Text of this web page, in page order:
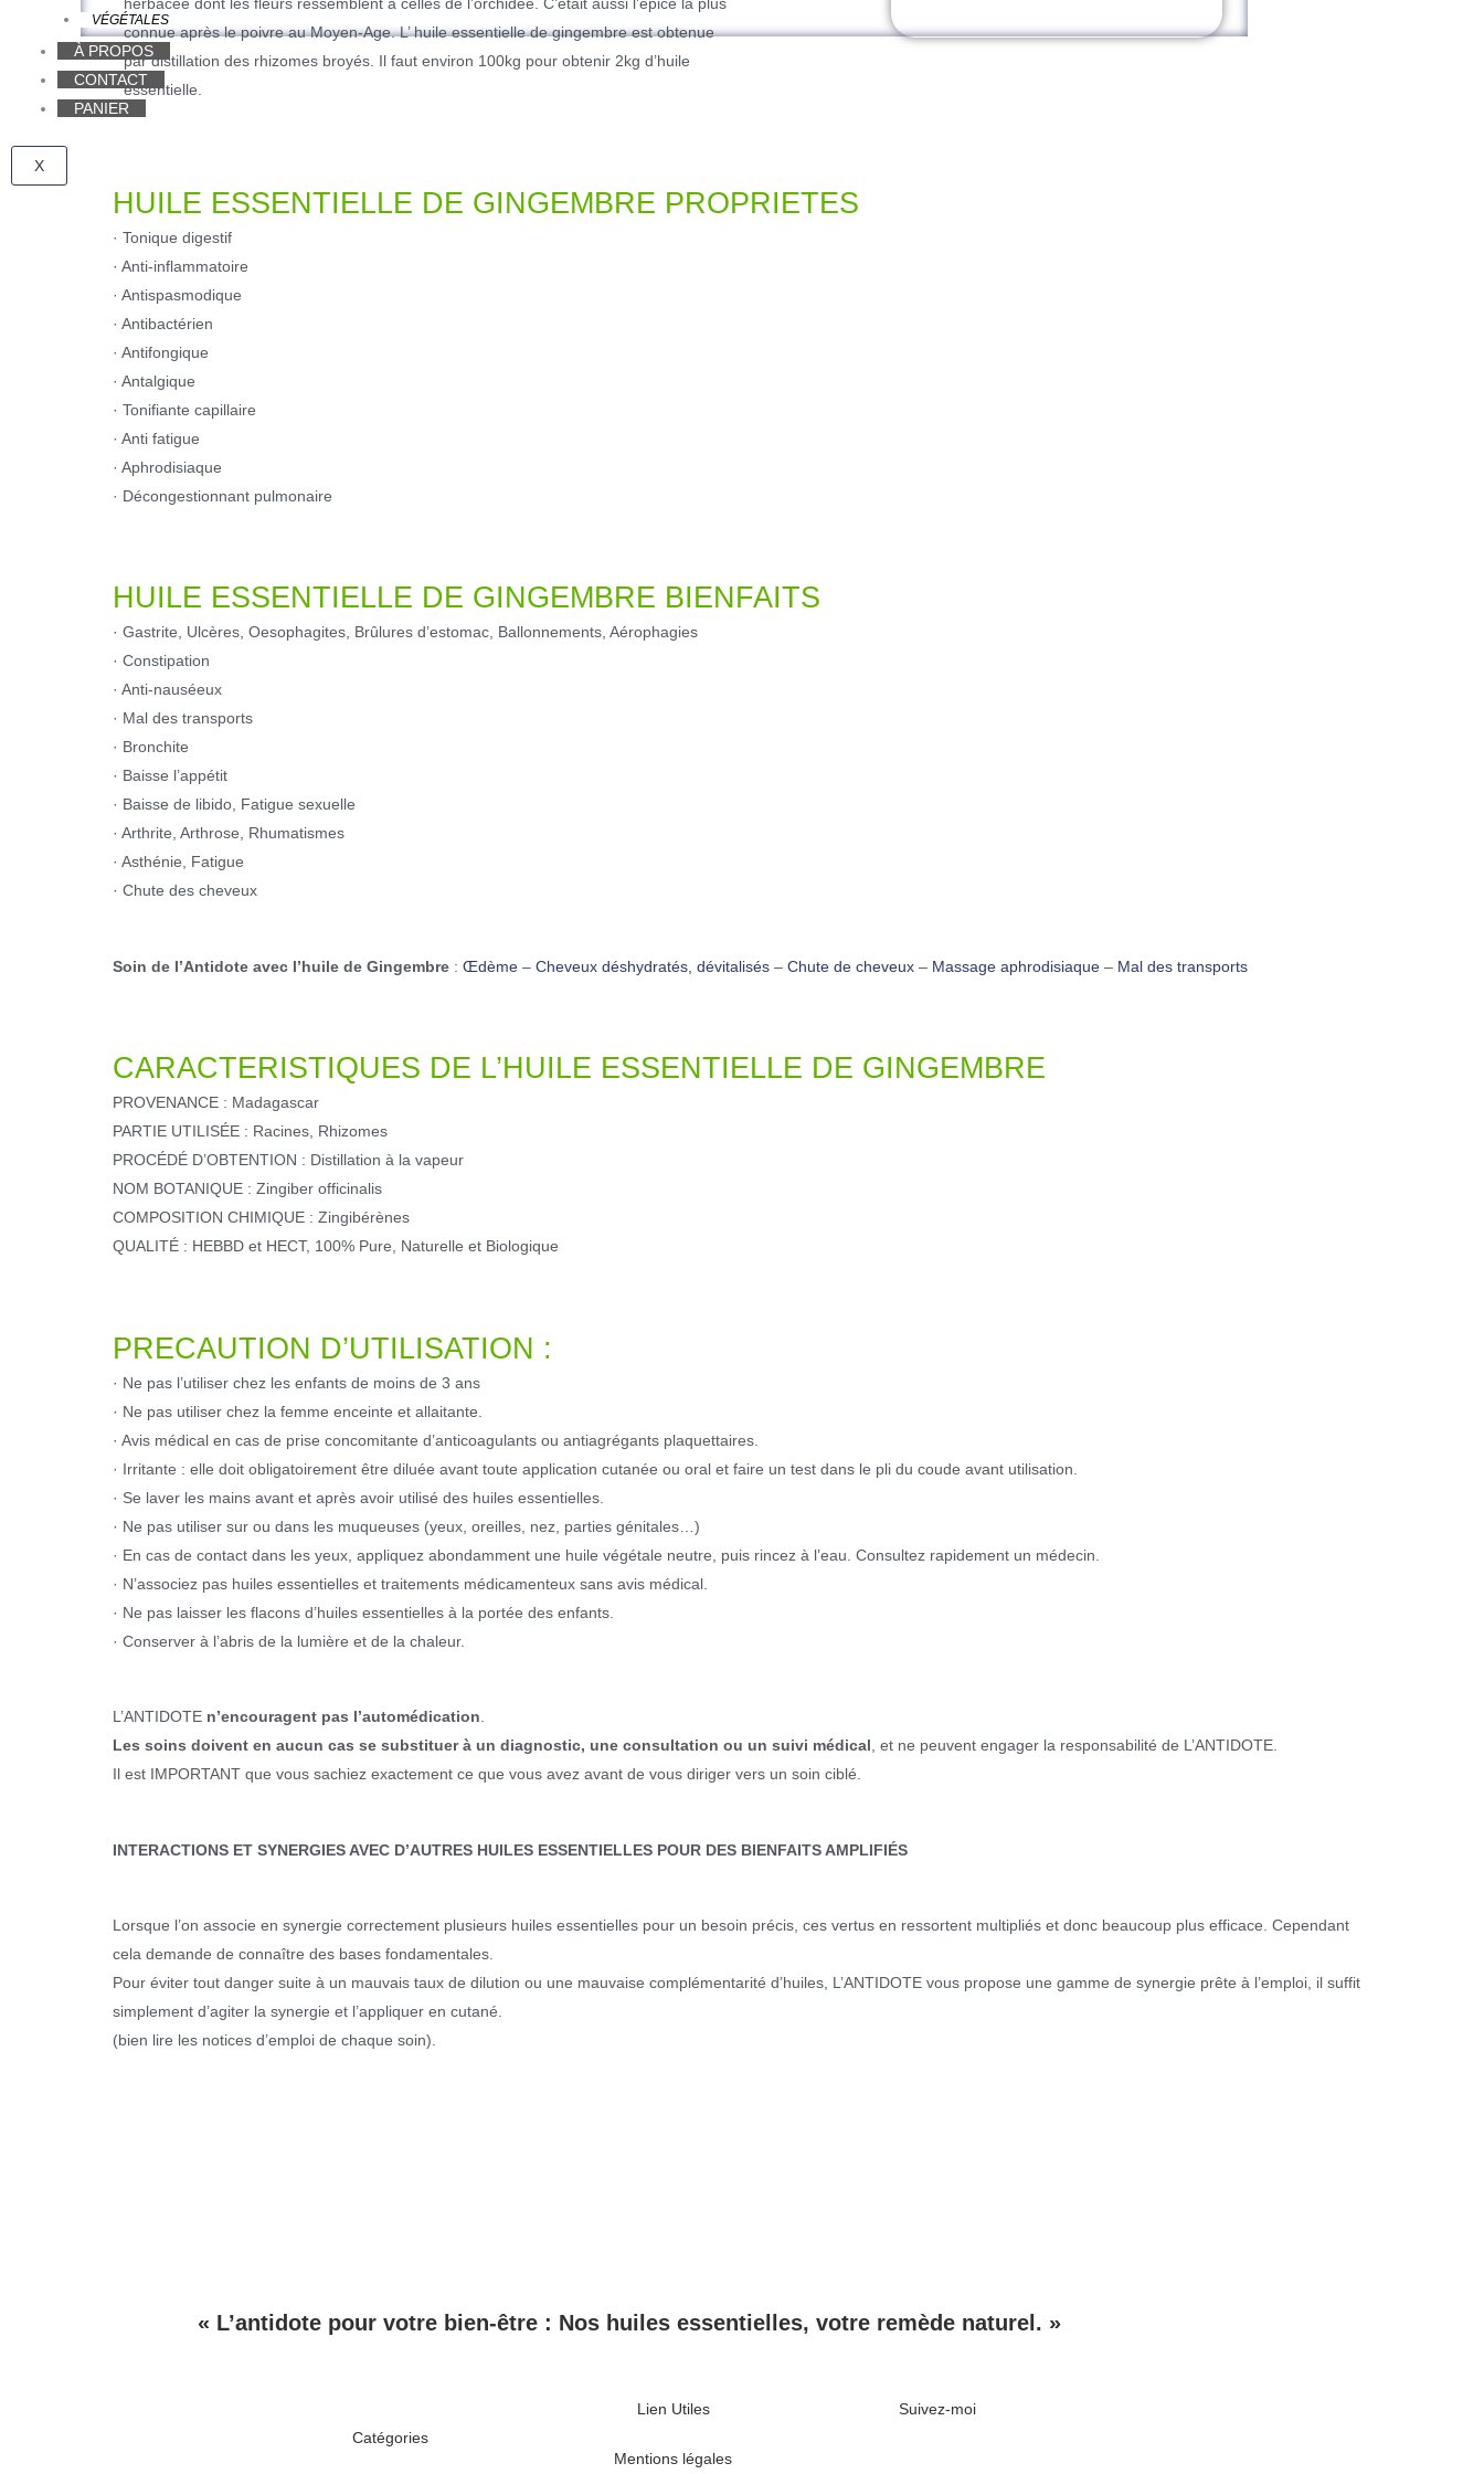
VÉGÉTALES
À PROPOS
CONTACT
PANIER
X
connue après le poivre au Moyen-Age. L’ huile essentielle de gingembre est obtenue
par distillation des rhizomes broyés. Il faut environ 100kg pour obtenir 2kg d’huile
essentielle.
HUILE ESSENTIELLE DE GINGEMBRE PROPRIETES
· Tonique digestif
· Anti-inflammatoire
· Antispasmodique
· Antibactérien
· Antifongique
· Antalgique
· Tonifiante capillaire
· Anti fatigue
· Aphrodisiaque
· Décongestionnant pulmonaire
HUILE ESSENTIELLE DE GINGEMBRE BIENFAITS
· Gastrite, Ulcères, Oesophagites, Brûlures d’estomac, Ballonnements, Aérophagies
· Constipation
· Anti-nauséeux
· Mal des transports
· Bronchite
· Baisse l’appétit
· Baisse de libido, Fatigue sexuelle
· Arthrite, Arthrose, Rhumatismes
· Asthénie, Fatigue
· Chute des cheveux
Soin de l’Antidote avec l’huile de Gingembre : Œdème – Cheveux déshydratés, dévitalisés – Chute de cheveux – Massage aphrodisiaque – Mal des transports
CARACTERISTIQUES DE L’HUILE ESSENTIELLE DE GINGEMBRE
PROVENANCE : Madagascar
PARTIE UTILISÉE : Racines, Rhizomes
PROCÉDÉ D’OBTENTION : Distillation à la vapeur
NOM BOTANIQUE : Zingiber officinalis
COMPOSITION CHIMIQUE : Zingibérènes
QUALITÉ : HEBBD et HECT, 100% Pure, Naturelle et Biologique
PRECAUTION D’UTILISATION :
· Ne pas l’utiliser chez les enfants de moins de 3 ans
· Ne pas utiliser chez la femme enceinte et allaitante.
· Avis médical en cas de prise concomitante d’anticoagulants ou antiagrégants plaquettaires.
· Irritante : elle doit obligatoirement être diluée avant toute application cutanée ou oral et faire un test dans le pli du coude avant utilisation.
· Se laver les mains avant et après avoir utilisé des huiles essentielles.
· Ne pas utiliser sur ou dans les muqueuses (yeux, oreilles, nez, parties génitales…)
· En cas de contact dans les yeux, appliquez abondamment une huile végétale neutre, puis rincez à l’eau. Consultez rapidement un médecin.
· N’associez pas huiles essentielles et traitements médicamenteux sans avis médical.
· Ne pas laisser les flacons d’huiles essentielles à la portée des enfants.
· Conserver à l’abris de la lumière et de la chaleur.
L’ANTIDOTE n’encouragent pas l’automédication.
Les soins doivent en aucun cas se substituer à un diagnostic, une consultation ou un suivi médical, et ne peuvent engager la responsabilité de L’ANTIDOTE.
Il est IMPORTANT que vous sachiez exactement ce que vous avez avant de vous diriger vers un soin ciblé.
INTERACTIONS ET SYNERGIES AVEC D’AUTRES HUILES ESSENTIELLES POUR DES BIENFAITS AMPLIFIÉS
Lorsque l’on associe en synergie correctement plusieurs huiles essentielles pour un besoin précis, ces vertus en ressortent multipliés et donc beaucoup plus efficace. Cependant
cela demande de connaître des bases fondamentales.
Pour éviter tout danger suite à un mauvais taux de dilution ou une mauvaise complémentarité d’huiles, L’ANTIDOTE vous propose une gamme de synergie prête à l’emploi, il suffit
simplement d’agiter la synergie et l’appliquer en cutané.
(bien lire les notices d’emploi de chaque soin).
« L’antidote pour votre bien-être : Nos huiles essentielles, votre remède naturel. »
Catégories
Lien Utiles
Mentions légales
Suivez-moi